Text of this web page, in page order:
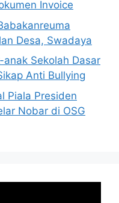
Invoice
Desa, Swadaya
Sekolah Dasar
Anti Bullying
Piala Presiden
Nobar di OSG